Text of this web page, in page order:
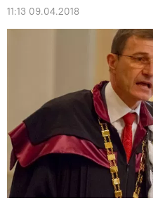
11:13 09.04.2018